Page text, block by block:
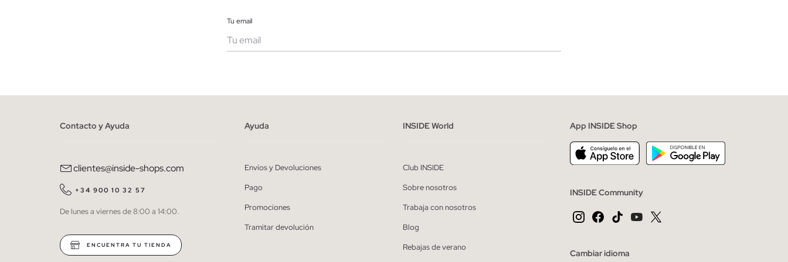
Tu email
* Puedes cancelar la suscripción en cualquier momento.
Contacto y Ayuda
clientes@inside-shops.com
+34 900 10 32 57
De lunes a viernes de 8:00 a 14:00.
ENCUENTRA TU TIENDA
Ayuda
Envíos y Devoluciones
Pago
Promociones
Tramitar devolución
INSIDE World
Club INSIDE
Sobre nosotros
Trabaja con nosotros
Blog
Rebajas de verano
App INSIDE Shop
INSIDE Community
Cambiar idioma